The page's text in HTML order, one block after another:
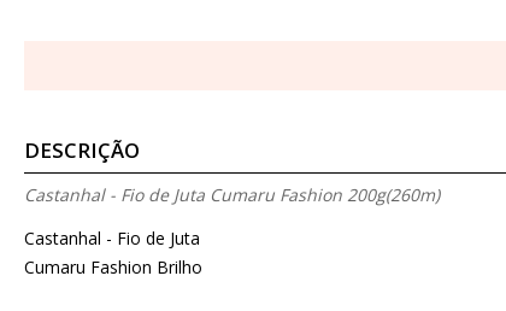
DESCRIÇÃO
Castanhal - Fio de Juta Cumaru Fashion 200g(260m)
Castanhal - Fio de Juta
Cumaru Fashion Brilho